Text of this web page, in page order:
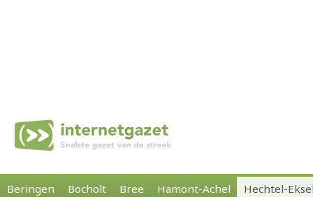
Beringen Bocholt Bree Hamont-Achel Hechtel-